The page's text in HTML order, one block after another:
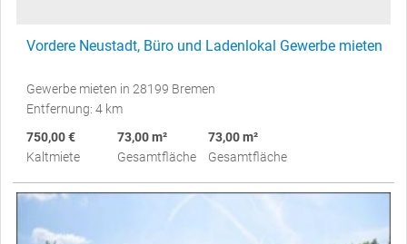
Vordere Neustadt, Büro und Ladenlokal Gewerbe mieten
Gewerbe mieten in 28199 Bremen
Entfernung: 4 km
750,00 €
Kaltmiete
73,00 m²
Gesamtfläche
73,00 m²
Gesamtfläche